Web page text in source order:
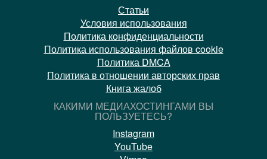
Статьи
Условия использования
Политика конфиденциальности
Политика использования файлов cookie
Политика DMCA
Политика в отношении авторских прав
Книга жалоб
КАКИМИ МЕДИАХОСТИНГАМИ ВЫ
ПОЛЬЗУЕТЕСЬ?
Instagram
YouTube